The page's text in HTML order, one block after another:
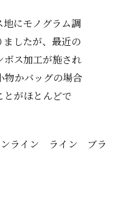
地にモノグラム調
ましたが、最近の
ボス加工が施され
物かバッグの場合
とがほとんどで